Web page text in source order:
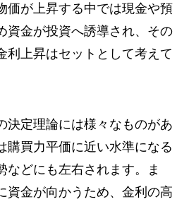
価が上昇する中では現金や預
資金が投資へ誘導され、その
利上昇はセットとして考えて
決定理論には様々なものがあ
購買力平価に近い水準になる
どにも左右されます。ま
資金が向かうため、金利の高